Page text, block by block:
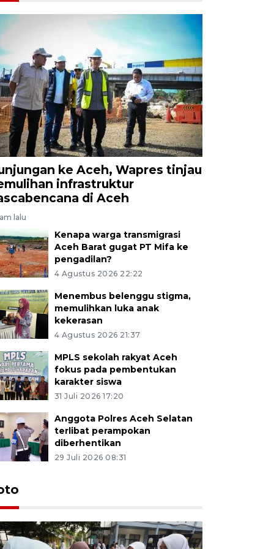
ke Aceh, Wapres tinjau
infrastruktur
di Aceh
lalu
Kenapa warga transmigrasi
Aceh Barat gugat PT Mifa ke
pengadilan?
4 Agustus 2026 22:22
Menembus belenggu stigma,
memulihkan luka anak
kekerasan
4 Agustus 2026 21:37
MPLS sekolah rakyat Aceh
fokus pada pembentukan
karakter siswa
31 Juli 2026 17:20
Anggota Polres Aceh Selatan
terlibat perampokan
diberhentikan
29 Juli 2026 08:31